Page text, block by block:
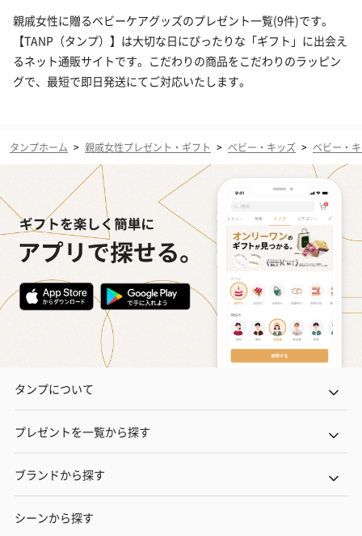
親戚女性に贈るベビーケアグッズのプレゼント一覧(9件)です。
【TANP（タンプ）】は大切な日にぴったりな「ギフト」に出会え
るネット通販サイトです。こだわりの商品をこだわりのラッピン
グで、最短で即日発送にてご対応いたします。
タンプホーム > 親戚女性プレゼント・ギフト > ベビー・キッズ > ベビー・
タンプについて
プレゼントを一覧から探す
ブランドから探す
シーンから探す